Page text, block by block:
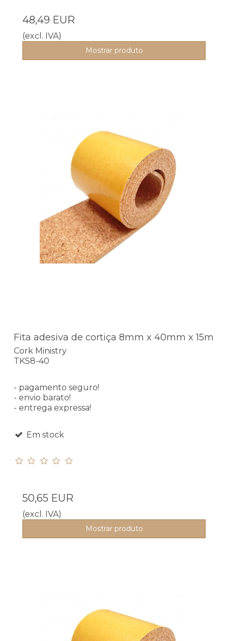
48,49 EUR
(excl. IVA)
Mostrar produto
Fita adesiva de cortiça 8mm x 40mm x 15m
Cork Ministry
TKS8-40
- pagamento seguro!
- envio barato!
- entrega expressa!
Em stock
50,65 EUR
(excl. IVA)
Mostrar produto